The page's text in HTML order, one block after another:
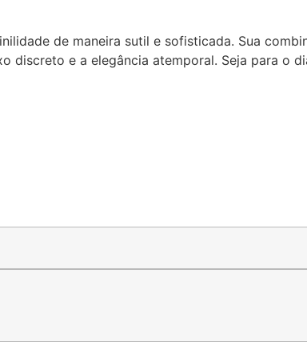
de maneira sutil e sofisticada. Sua
e a elegância atemporal. Seja para o